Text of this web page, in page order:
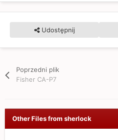
Udostępnij
Poprzedni plik
Fisher CA-P7
Other Files from sherlock